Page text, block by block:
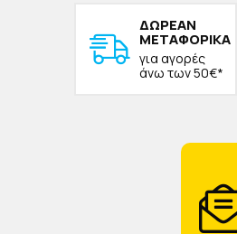
ΔΩΡΕAΝ
ΜΕΤΑΦΟΡΙΚΑ
για αγορές
άνω των 50€*